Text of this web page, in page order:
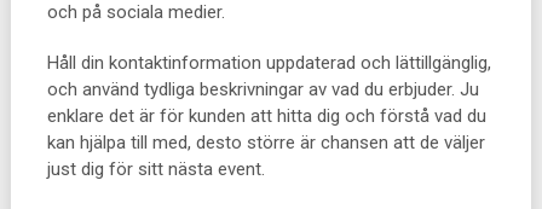
och på sociala medier.
Håll din kontaktinformation uppdaterad och lättillgänglig,
och använd tydliga beskrivningar av vad du erbjuder. Ju
enklare det är för kunden att hitta dig och förstå vad du
kan hjälpa till med, desto större är chansen att de väljer
just dig för sitt nästa event.